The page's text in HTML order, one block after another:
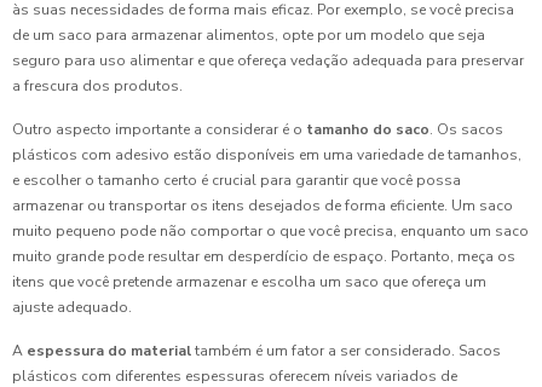
às suas necessidades de forma mais eficaz. Por exemplo, se você precisa
de um saco para armazenar alimentos, opte por um modelo que seja
seguro para uso alimentar e que ofereça vedação adequada para preservar
a frescura dos produtos.
Outro aspecto importante a considerar é o tamanho do saco. Os sacos
plásticos com adesivo estão disponíveis em uma variedade de tamanhos,
e escolher o tamanho certo é crucial para garantir que você possa
armazenar ou transportar os itens desejados de forma eficiente. Um saco
muito pequeno pode não comportar o que você precisa, enquanto um saco
muito grande pode resultar em desperdício de espaço. Portanto, meça os
itens que você pretende armazenar e escolha um saco que ofereça um
ajuste adequado.
A espessura do materialtambém é um fator a ser considerado. Sacos
plásticos com diferentes espessuras oferecem níveis variados de